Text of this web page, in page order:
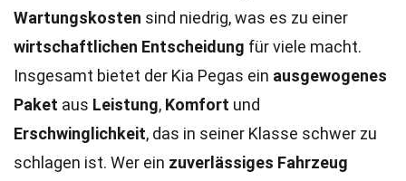
Wartungskosten sind niedrig, was es zu einer
wirtschaftlichen Entscheidung für viele macht.
Insgesamt bietet der Kia Pegas ein ausgewogenes
Paket aus Leistung, Komfort und
Erschwinglichkeit, das in seiner Klasse schwer zu
schlagen ist. Wer ein zuverlässiges Fahrzeug